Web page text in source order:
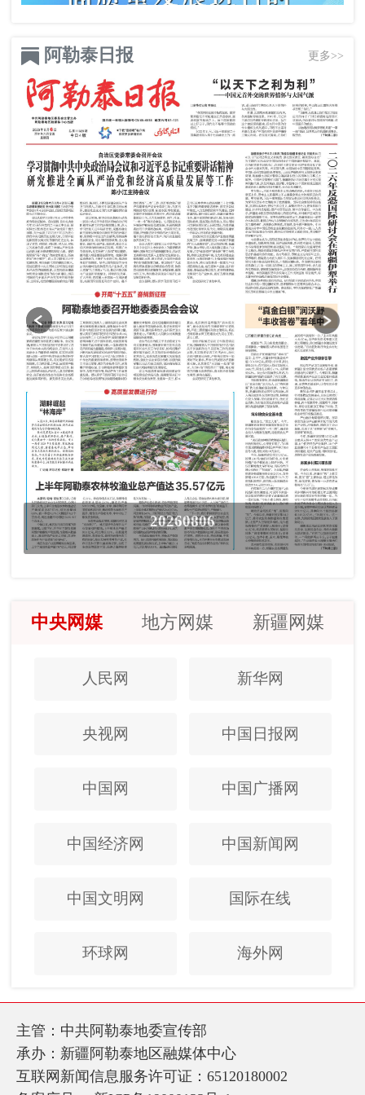
阿勒泰日报 更多>>
20260806
中央网媒 地方网媒 新疆网媒
人民网 新华网
央视网 中国日报网
中国网 中国广播网
中国经济网 中国新闻网
中国文明网 国际在线
环球网 海外网
主管：中共阿勒泰地委宣传部
承办：新疆阿勒泰地区融媒体中心
互联网新闻信息服务许可证：65120180002